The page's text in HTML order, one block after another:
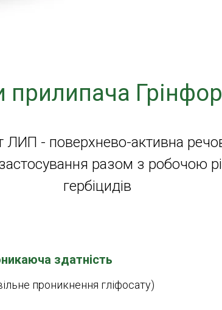
прилипача
ЛИП - поверхнево-активна
разом з робочою
гербіцидів
здатність
проникнення гліфосату)